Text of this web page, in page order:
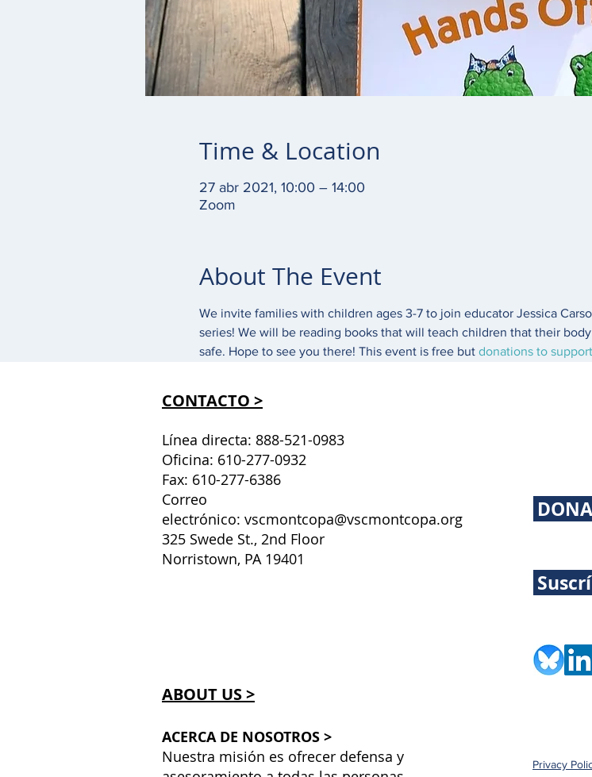
Time & Location
27 abr 2021, 10:00 – 14:00
Zoom
About The Event
We invite families with children ages 3-7 to join educator Jessica
series! We will be reading books that will teach children that their
safe. Hope to see you there! This event is free but donations to
CONTACTO >
Línea directa: 888-521-0983
Oficina: 610-277-0932
Fax: 610-277-6386
Correo
electrónico: vscmontcopa@vscmontcopa.org
325 Swede St., 2nd Floor
Norristown, PA 19401
ABOUT US >
ACERCA DE NOSOTROS >
Nuestra misión es ofrecer defensa y
Privacy